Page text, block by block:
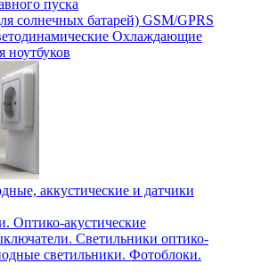
пуска
солнечных батарей) GSM/GPRS
Охлаждающие
ноутбуков
аккустические и датчики
Оптико-акустические
Светильники оптико-
светильники. Фотоблоки.